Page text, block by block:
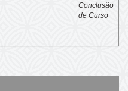
Conclusão
de Curso